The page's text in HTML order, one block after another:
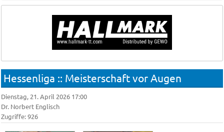
Hessenliga :: Meisterschaft vor Augen
Dienstag, 21. April 2026 17:00
Dr. Norbert Englisch
Zugriffe: 926